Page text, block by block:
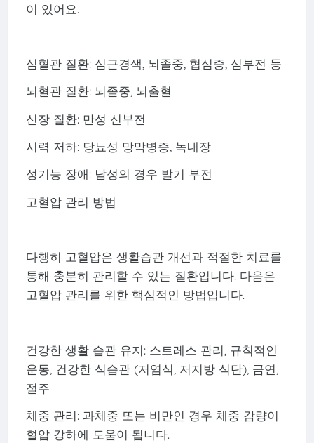
이 있어요.
심혈관 질환: 심근경색, 뇌졸중, 협심증, 심부전 등
뇌혈관 질환: 뇌졸중, 뇌출혈
신장 질환: 만성 신부전
시력 저하: 당뇨성 망막병증, 녹내장
성기능 장애: 남성의 경우 발기 부전
고혈압 관리 방법
다행히 고혈압은 생활습관 개선과 적절한 치료를
통해 충분히 관리할 수 있는 질환입니다. 다음은
고혈압 관리를 위한 핵심적인 방법입니다.
건강한 생활 습관 유지: 스트레스 관리, 규칙적인
운동, 건강한 식습관 (저염식, 저지방 식단), 금연,
절주
체중 관리: 과체중 또는 비만인 경우 체중 감량이
혈압 강하에 도움이 됩니다.